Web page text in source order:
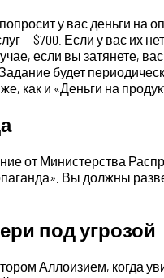
у вас деньги на
— $700. Если у вас их
если вы затянете,
будет
как и «Деньги на
от Министерства
Вы должны
под угрозой
Аллоизием, когда